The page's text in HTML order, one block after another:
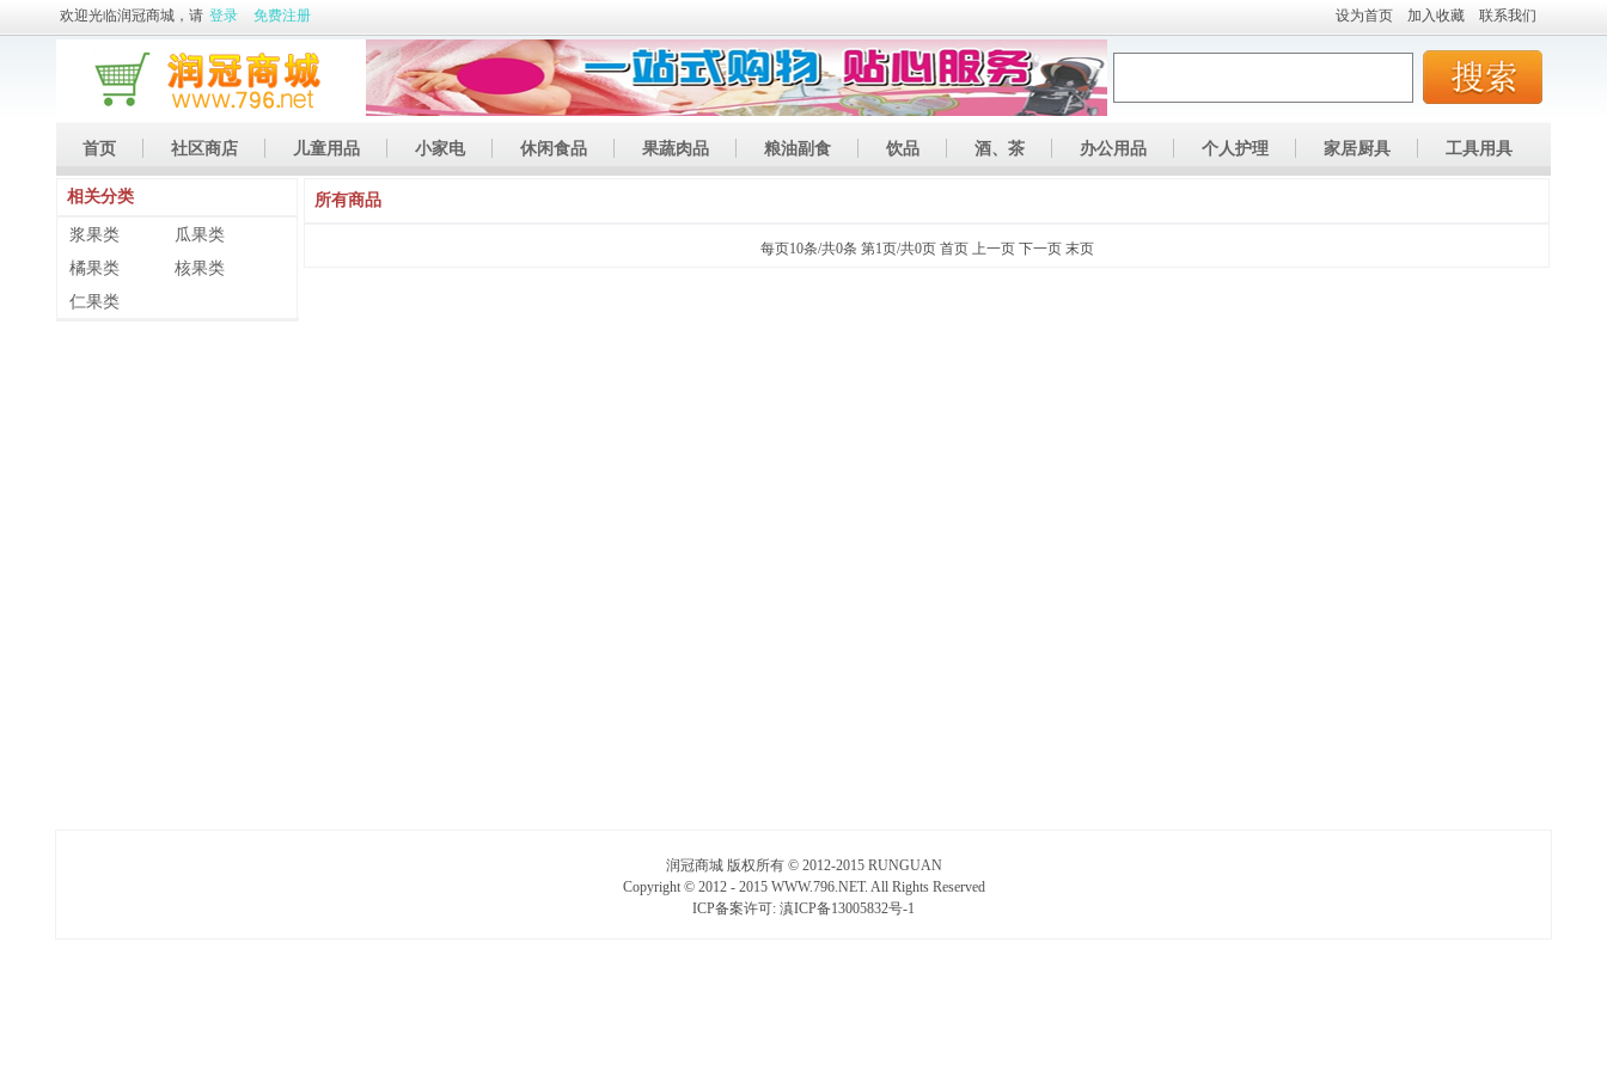
欢迎光临润冠商城，请 登录 免费注册 设为首页 加入收藏 联系我们
首页 社区商店 儿童用品 小家电 休闲食品 果蔬肉品 粮油副食 饮品 酒、茶 办公用品 个人护理 家居厨具 工具用具
休闲娱乐 土特产
相关分类
浆果类
瓜果类
橘果类
核果类
仁果类
所有商品
每页10条/共0条 第1页/共0页 首页 上一页 下一页 末页
润冠商城 版权所有 © 2012-2015 RUNGUAN
Copyright © 2012 - 2015 WWW.796.NET. All Rights Reserved
ICP备案许可: 滇ICP备13005832号-1